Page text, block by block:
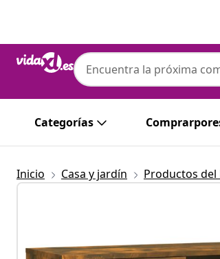
Categorías
Inicio Casa y jardín Productos